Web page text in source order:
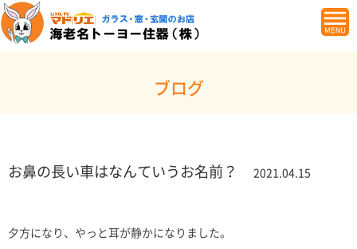
ブログ
お鼻の長い車はなんていうお名前？ 2021.04.15
夕方になり、やっと耳が静かになりました。